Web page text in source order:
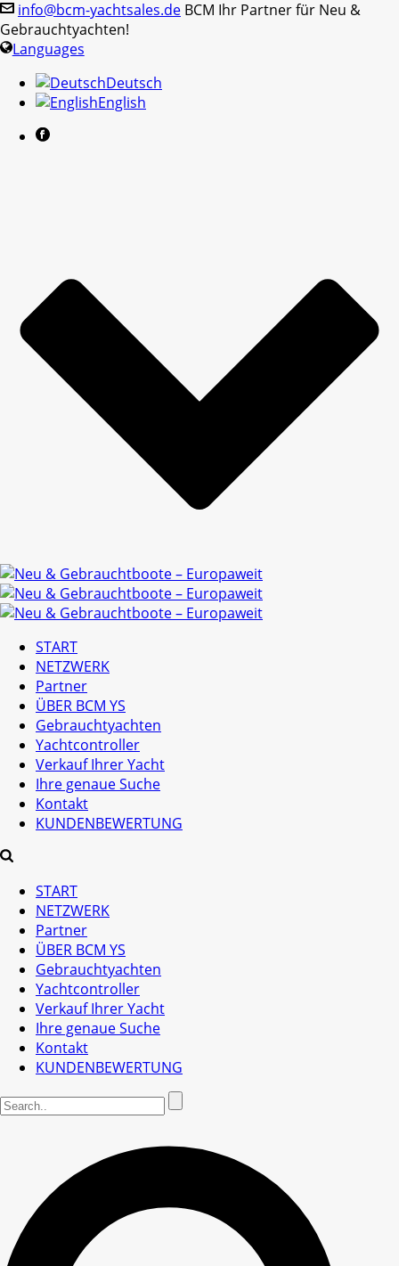
info@bcm-yachtsales.de BCM Ihr Partner für Neu &
Gebrauchtyachten!
Languages
Deutsch
English
START
NETZWERK
Partner
ÜBER BCM YS
Gebrauchtyachten
Yachtcontroller
Verkauf Ihrer Yacht
Ihre genaue Suche
Kontakt
KUNDENBEWERTUNG
START
NETZWERK
Partner
ÜBER BCM YS
Gebrauchtyachten
Yachtcontroller
Verkauf Ihrer Yacht
Ihre genaue Suche
Kontakt
KUNDENBEWERTUNG